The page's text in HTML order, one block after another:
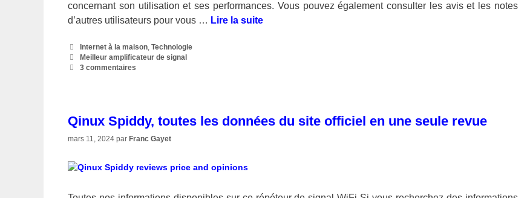
concernant son utilisation et ses performances. Vous pouvez également consulter les avis et les notes
d’autres utilisateurs pour vous … Lire la suite
Catégories
Internet à la maison,Technologie
Étiquettes
Meilleur amplificateur de signal
3 commentaires
Qinux Spiddy, toutes les données du site officiel en une seule revue
mars 11, 2024 par Franc Gayet